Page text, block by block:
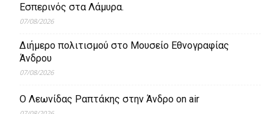
Εσπερινός στα Λάμυρα.
07/08/2026
Διήμερο πολιτισμού στο Μουσείο Εθνογραφίας
Άνδρου
07/08/2026
Ο Λεωνίδας Ραπτάκης στην Άνδρο on air